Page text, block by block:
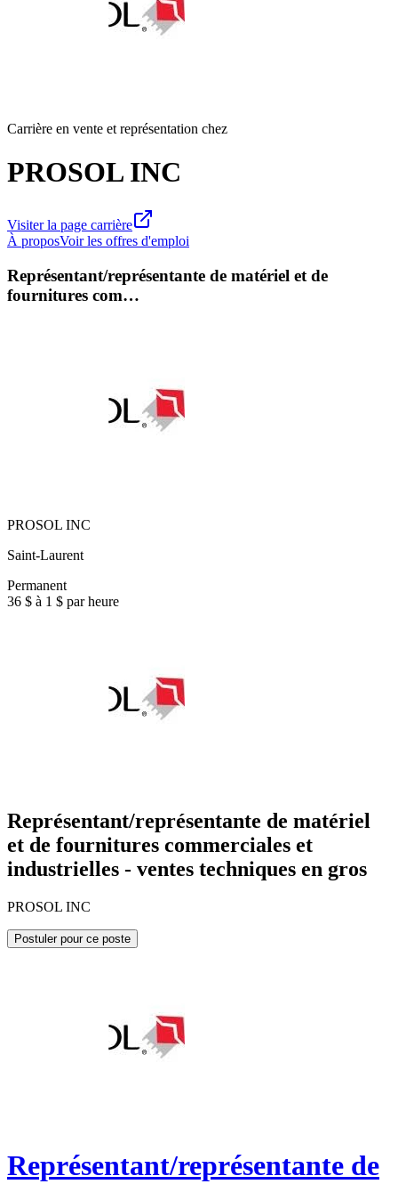
Carrière en vente et représentation chez
PROSOL INC
Visiter la page carrière
À proposVoir les offres d'emploi
Représentant/représentante de matériel et de
fournitures com…
PROSOL INC
Saint-Laurent
Permanent
36 $ à 1 $ par heure
Représentant/représentante de matériel
et de fournitures commerciales et
industrielles - ventes techniques en gros
PROSOL INC
Postuler pour ce poste
Représentant/représentante de